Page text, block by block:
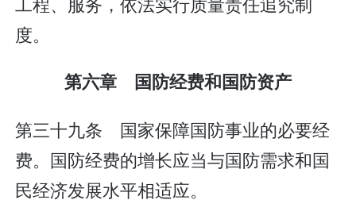
度。
第六章 国防经费和国防资产
第三十九条 国家保障国防事业的必要经
费。国防经费的增长应当与国防需求和国
民经济发展水平相适应。